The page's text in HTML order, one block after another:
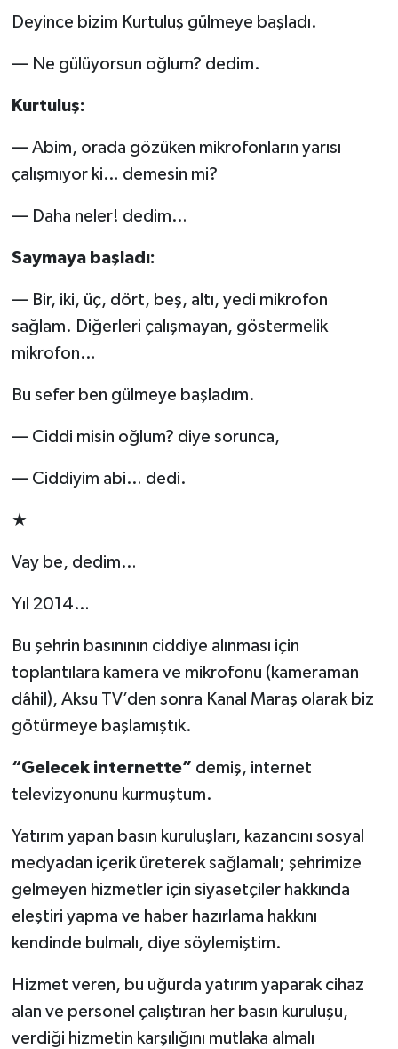
Deyince bizim Kurtuluş gülmeye başladı.
— Ne gülüyorsun oğlum? dedim.
Kurtuluş:
— Abim, orada gözüken mikrofonların yarısı
çalışmıyor ki… demesin mi?
— Daha neler! dedim…
Saymaya başladı:
— Bir, iki, üç, dört, beş, altı, yedi mikrofon
sağlam. Diğerleri çalışmayan, göstermelik
mikrofon…
Bu sefer ben gülmeye başladım.
— Ciddi misin oğlum? diye sorunca,
— Ciddiyim abi… dedi.
★
Vay be, dedim…
Yıl 2014…
Bu şehrin basınının ciddiye alınması için
toplantılara kamera ve mikrofonu (kameraman
dâhil), Aksu TV’den sonra Kanal Maraş olarak biz
götürmeye başlamıştık.
“Gelecek internette” demiş, internet
televizyonunu kurmuştum.
Yatırım yapan basın kuruluşları, kazancını sosyal
medyadan içerik üreterek sağlamalı; şehrimize
gelmeyen hizmetler için siyasetçiler hakkında
eleştiri yapma ve haber hazırlama hakkını
kendinde bulmalı, diye söylemiştim.
Hizmet veren, bu uğurda yatırım yaparak cihaz
alan ve personel çalıştıran her basın kuruluşu,
verdiği hizmetin karşılığını mutlaka almalı